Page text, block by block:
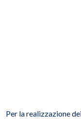
Per la realizzazione